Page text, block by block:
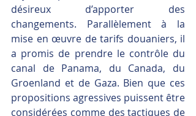
désireux d’apporter des
changements. Parallèlement à la
mise en œuvre de tarifs douaniers, il
a promis de prendre le contrôle du
canal de Panama, du Canada, du
Groenland et de Gaza. Bien que ces
propositions agressives puissent être
considérées comme des tactiques de